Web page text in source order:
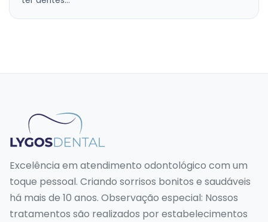
Excelência em atendimento odontológico com um
toque pessoal. Criando sorrisos bonitos e saudáveis
há mais de 10 anos. Observação especial: Nossos
tratamentos são realizados por estabelecimentos